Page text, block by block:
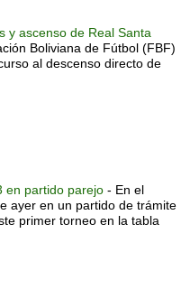
y ascenso de Real Santa
Boliviana de Fútbol (FBF)
al descenso directo de
en partido parejo - En el
ayer en un partido de trámite
primer torneo en la tabla